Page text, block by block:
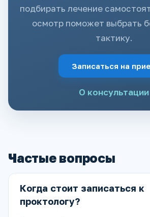
подбирать лечение
осмотр поможет выбрать
тактику.
Записаться на
О консультации
Частые вопросы
Когда стоит записаться к
проктологу?